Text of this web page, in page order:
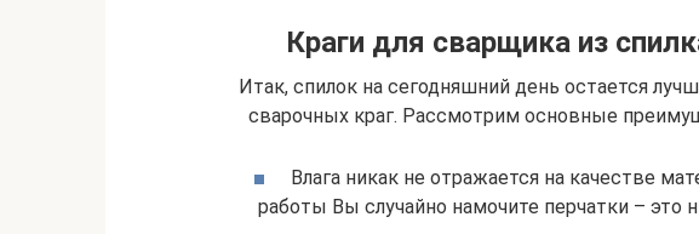
Краги для сварщика из
Итак, спилок на сегодняшний день остается
сварочных краг. Рассмотрим основные
Влага никак не отражается на качестве
работы Вы случайно намочите перчатки – это